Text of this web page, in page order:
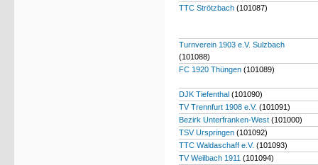
TTC Strötzbach (101087)
Turnverein 1903 e.V. Sulzbach
(101088)
FC 1920 Thüngen (101089)
DJK Tiefenthal (101090)
TV Trennfurt 1908 e.V. (101091)
Bezirk Unterfranken-West (101000)
TSV Urspringen (101092)
TTC Waldaschaff e.V. (101093)
TV Weilbach 1911 (101094)